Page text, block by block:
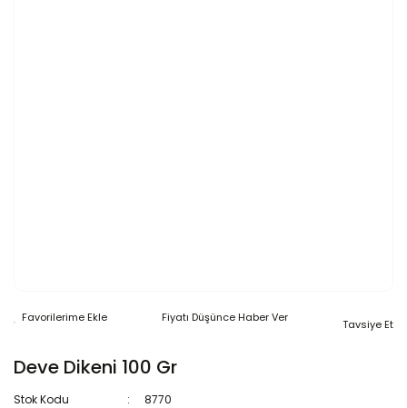
Fiyatı Düşünce Haber Ver Tavsiye Et
Deve Dikeni 100 Gr
Stok Kodu
8770